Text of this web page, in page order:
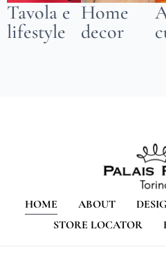
Tavola e
lifestyle
Home
decor
HOME ABOUT
STORE LOCATOR